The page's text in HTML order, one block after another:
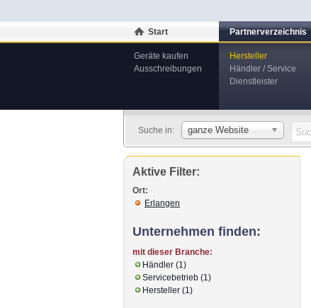
Start
Geräte kaufen
Ausschreibungen
Partnerverzeichnis
Hersteller
Händler / Service
Dienstleister
Suche in: ganze Website
Aktive Filter:
Ort:
Erlangen
Unternehmen finden:
mit dieser Branche:
Händler (1)
Servicebetrieb (1)
Hersteller (1)